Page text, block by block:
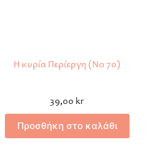
Η κυρία Περίεργη (Νο 70)
39,00 kr
Προσθήκη στο καλάθι